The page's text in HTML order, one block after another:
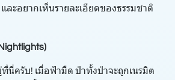
ละอยากเห็นรายละเอียดของธรรมชาติ
นี่ครับ! เมื่อฟ้ามืด ป่าทั้งป่าจะถูกเนรมิต